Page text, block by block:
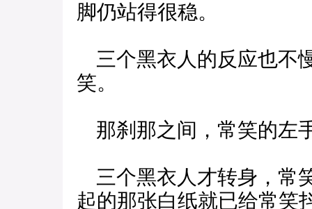
脚仍站得很稳。
三个黑衣人的反应也不
笑。
那刹那之间，常笑的左
三个黑衣人才转身，常
起的那张白纸就已给常笑